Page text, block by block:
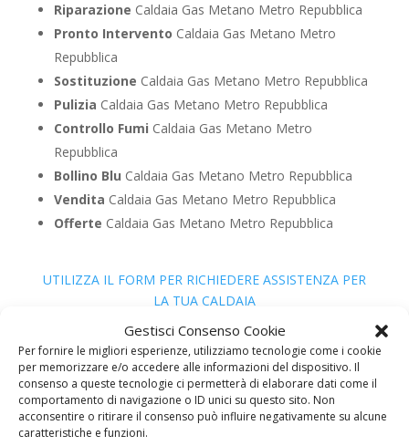
Gestisci Consenso Cookie
Per fornire le migliori esperienze, utilizziamo tecnologie come i cookie
per memorizzare e/o accedere alle informazioni del dispositivo. Il
consenso a queste tecnologie ci permetterà di elaborare dati come il
comportamento di navigazione o ID unici su questo sito. Non
acconsentire o ritirare il consenso può influire negativamente su alcune
caratteristiche e funzioni.
Riparazione Caldaia Gas Metano Metro Repubblica
Pronto Intervento Caldaia Gas Metano Metro
Repubblica
Sostituzione Caldaia Gas Metano Metro Repubblica
Pulizia Caldaia Gas Metano Metro Repubblica
Controllo Fumi Caldaia Gas Metano Metro
Repubblica
Bollino Blu Caldaia Gas Metano Metro Repubblica
Vendita Caldaia Gas Metano Metro Repubblica
Offerte Caldaia Gas Metano Metro Repubblica
UTILIZZA IL FORM PER RICHIEDERE ASSISTENZA PER
LA TUA CALDAIA
Assistenza Caldaia Gasolio